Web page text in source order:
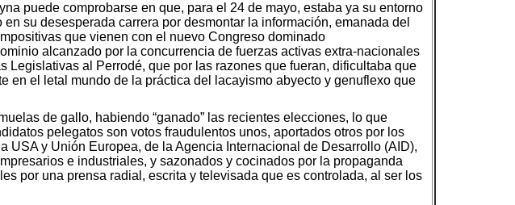
puede comprobarse en que, para el 24 de mayo, estaba ya su entorno
su desesperada carrera por desmontar la información, emanada del
que vienen con el nuevo Congreso dominado
alcanzado por la concurrencia de fuerzas activas extra-nacionales
al Perrodé, que por las razones que fueran, dificultaba que
en el letal mundo de la práctica del lacayismo abyecto y genuflexo que
de gallo, habiendo “ganado” las recientes elecciones, lo que
pelegatos son votos fraudulentos unos, aportados otros por los
y Unión Europea, de la Agencia Internacional de Desarrollo (AID),
e industriales, y sazonados y cocinados por la propaganda
por una prensa radial, escrita y televisada que es controlada, al ser los